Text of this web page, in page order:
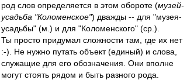
род слов определяется в этом обороте (музей-
усадьба "Коломенское") дважды -- для "музея-
усадьбы" (м.) и для "Коломенского" (ср.).
Ты просто придумал сложности там, где их нет
:-). Не нужно путать объект (единый) и слова,
служащие для его обозначения. Они вполне
могут стоять рядом и быть разного рода.